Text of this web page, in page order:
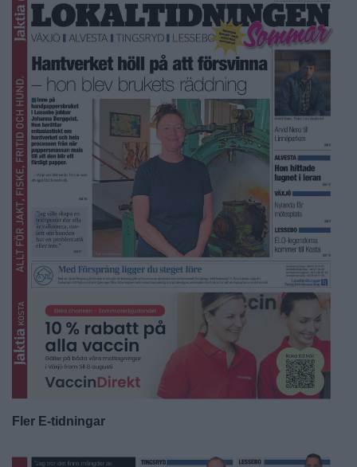
Fler E-tidningar